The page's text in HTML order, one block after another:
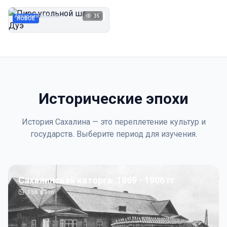
НОВОЕ 1923
Автор неизвестен 35
Исторические эпохи
История Сахалина — это переплетение культур и
государств. Выберите период для изучения.
Сахалинская каторга: 1869 - 1906 гг
156фото